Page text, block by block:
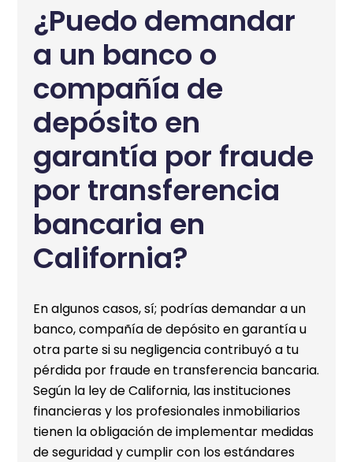
¿Puedo demandar
a un banco o
compañía de
depósito en
garantía por fraude
por transferencia
bancaria en
California?
En algunos casos, sí; podrías demandar a un
banco, compañía de depósito en garantía u
otra parte si su negligencia contribuyó a tu
pérdida por fraude en transferencia bancaria.
Según la ley de California, las instituciones
financieras y los profesionales inmobiliarios
tienen la obligación de implementar medidas
de seguridad y cumplir con los estándares